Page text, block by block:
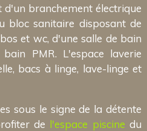
branchement électrique
bloc sanitaire disposant de
et wc, d'une salle de bain
PMR. L'espace laverie
bacs à linge, lave-linge et
sous le signe de la détente
de l'espace piscine du